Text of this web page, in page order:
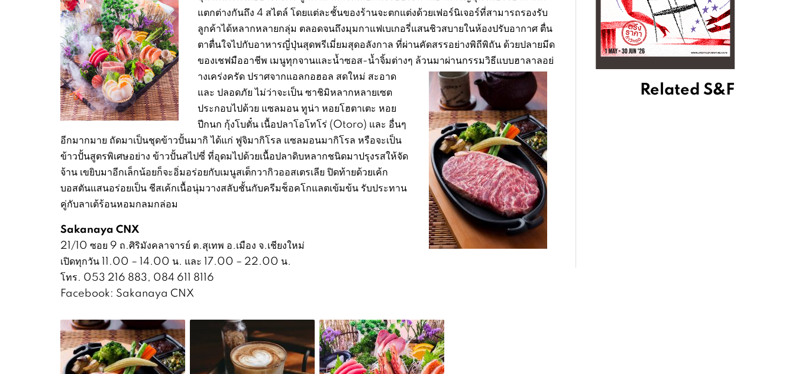
แตกต่างกันถึง 4 สไตล์ โดยแต่ละชั้นของร้านจะตกแต่งด้วยเฟอร์นิเจอร์ที่สามารถรองรับ
ลูกค้าได้หลากหลายกลุ่ม ตลอดจนถึงมุมกาแฟเบเกอรี่แสนชิวสบายในห้องปรับอากาศ ตื่น
ตาตื่นใจไปกับอาหารญี่ปุ่นสุดพรีเมี่ยมสุดอลังกาล ที่ผ่านคัดสรรอย่างพิถีพิถัน ด้วยปลายมีด
ของเชฟมืออาชีพ เมนูทุกจานและน้ำซอส-น้ำจิ้มต่างๆ ล้วนมาผ่านกรรมวิธีแบบฮาลาลอย่
างเคร่งครัด ปราศจากแอลกอฮอล สดใหม่ สะอาด
และ ปลอดภัย ไม่ว่าจะเป็น ซาชิมิหลากหลายเซต
ประกอบไปด้วย แซลมอน ทูน่า หอยโฮตาเตะ หอย
ปีกนก กุ้งโบตั๋น เนื้อปลาโอโทโร่ (Otoro) และ อื่นๆ
อีกมากมาย ถัดมาเป็นชุดข้าวปั้นมากิ ได้แก่ ฟูจิมากิโรล แซลมอนมากิโรล หรือจะเป็น
ข้าวปั้นสูตรพิเศษอย่าง ข้าวปั้นสไปซี่ ที่อุดมไปด้วยเนื้อปลาดิบหลากชนิดมาปรุงรสให้จัด
จ้าน เขยิบมาอีกเล็กน้อยก็จะอิ่มอร่อยกับเมนูสเต็กวากิวออสเตรเลีย ปิดท้ายด้วยเค้ก
บอสตันแสนอร่อยเป็น ชีสเค้กเนื้อนุ่มวางสลับชั้นกับครีมช็อคโกแลตเข้มข้น รับประทาน
คู่กับลาเต้ร้อนหอมกลมกล่อม
Sakanaya CNX
21/10 ซอย 9 ถ.ศิริมังคลาจารย์ ต.สุเทพ อ.เมือง จ.เชียงใหม่
เปิดทุกวัน 11.00 – 14.00 น. และ 17.00 – 22.00 น.
โทร. 053 216 883, 084 611 8116
Facebook: Sakanaya CNX
Related S&F